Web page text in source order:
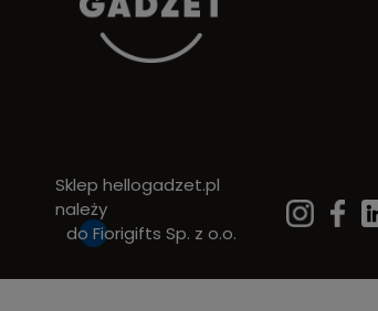
Sklep hellogadzet.pl
należy
do Fiorigifts Sp. z o.o.